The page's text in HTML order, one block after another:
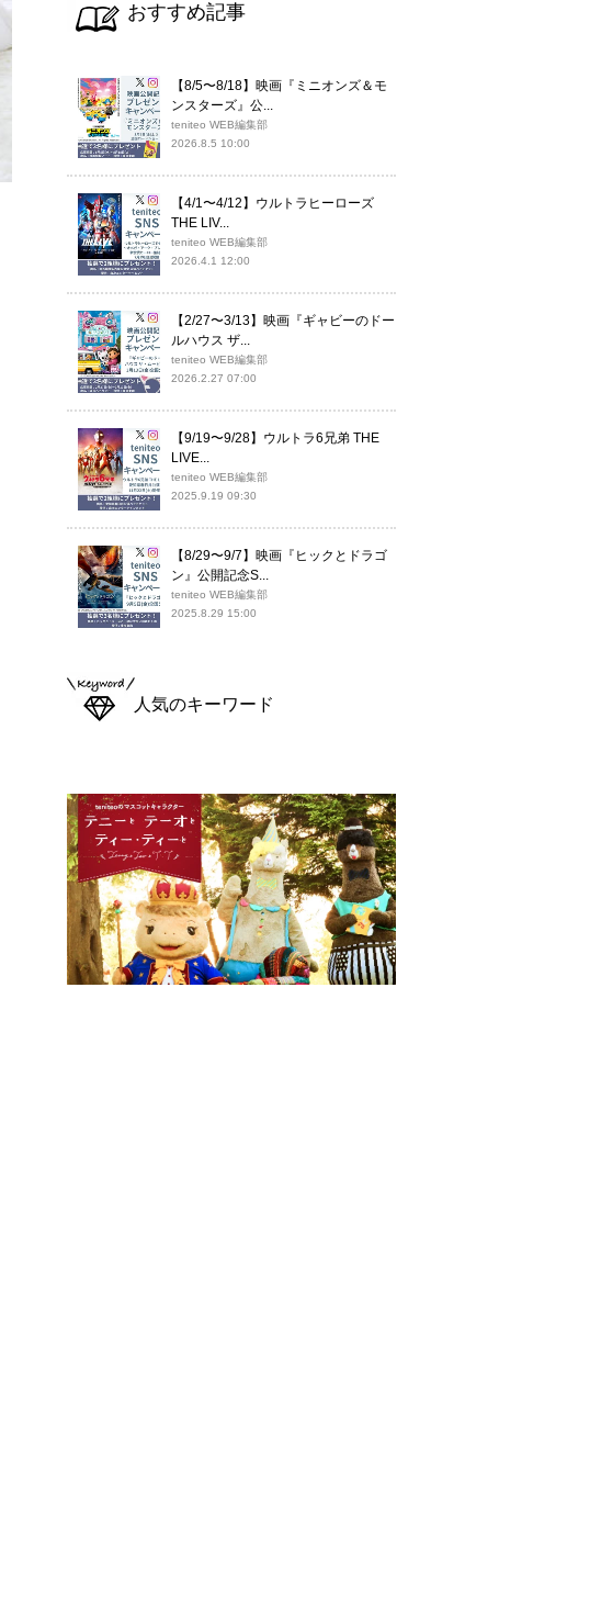
おすすめ記事
【8/5〜8/18】映画『ミニオンズ＆モ
ンスターズ』公...
teniteo WEB編集部
2026.8.5 10:00
【4/1〜4/12】ウルトラヒーローズ
THE LIV...
teniteo WEB編集部
2026.4.1 12:00
【2/27〜3/13】映画『ギャビーのドー
ルハウス ザ...
teniteo WEB編集部
2026.2.27 07:00
【9/19〜9/28】ウルトラ6兄弟 THE
LIVE...
teniteo WEB編集部
2025.9.19 09:30
【8/29〜9/7】映画『ヒックとドラゴ
ン』公開記念S...
teniteo WEB編集部
2025.8.29 15:00
人気のキーワード